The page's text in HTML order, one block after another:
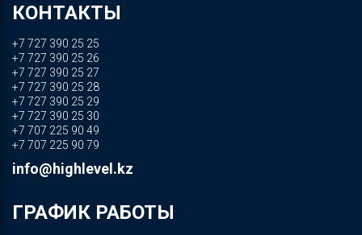
КОНТАКТЫ
+7 727 390 25 25
+7 727 390 25 26
+7 727 390 25 27
+7 727 390 25 28
+7 727 390 25 29
+7 727 390 25 30
+7 707 225 90 49
+7 707 225 90 79
info@highlevel.kz
ГРАФИК РАБОТЫ